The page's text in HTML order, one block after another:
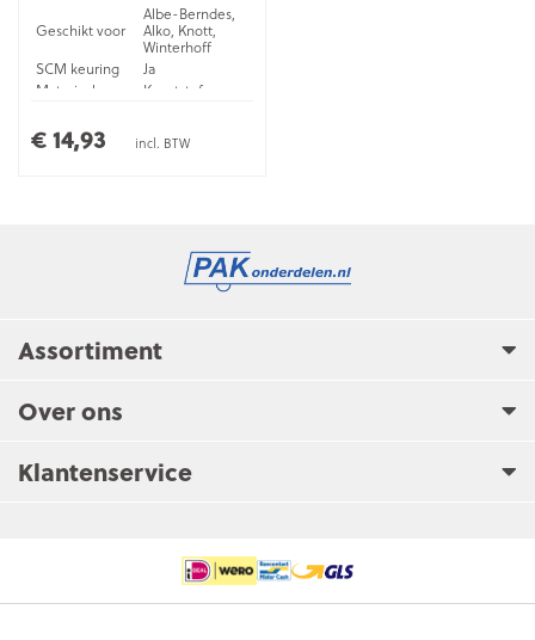
Geschikt voor
Albe-Berndes,
Alko, Knott,
Winterhoff
SCM keuring
Ja
Materiaal
Kunststof
€ 14,93 incl. BTW
Assortiment
Over ons
Klantenservice